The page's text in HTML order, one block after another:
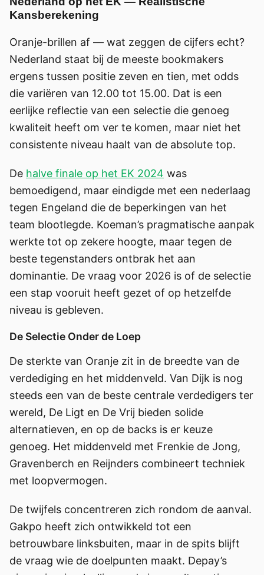
Kansberekening
Oranje-brillen af — wat zeggen de cijfers echt?
Nederland staat bij de meeste bookmakers
ergens tussen positie zeven en tien, met odds
die variëren van 12.00 tot 15.00. Dat is een
eerlijke reflectie van een selectie die genoeg
kwaliteit heeft om ver te komen, maar niet het
consistente niveau haalt van de absolute top.
De halve finale op het EK 2024 was
bemoedigend, maar eindigde met een nederlaag
tegen Engeland die de beperkingen van het
team blootlegde. Koeman’s pragmatische aanpak
werkte tot op zekere hoogte, maar tegen de
beste tegenstanders ontbrak het aan
dominantie. De vraag voor 2026 is of de selectie
een stap vooruit heeft gezet of op hetzelfde
niveau is gebleven.
De Selectie Onder de Loep
De sterkte van Oranje zit in de breedte van de
verdediging en het middenveld. Van Dijk is nog
steeds een van de beste centrale verdedigers ter
wereld, De Ligt en De Vrij bieden solide
alternatieven, en op de backs is er keuze
genoeg. Het middenveld met Frenkie de Jong,
Gravenberch en Reijnders combineert techniek
met loopvermogen.
De twijfels concentreren zich rondom de aanval.
Gakpo heeft zich ontwikkeld tot een
betrouwbare linksbuiten, maar in de spits blijft
de vraag wie de doelpunten maakt. Depay’s